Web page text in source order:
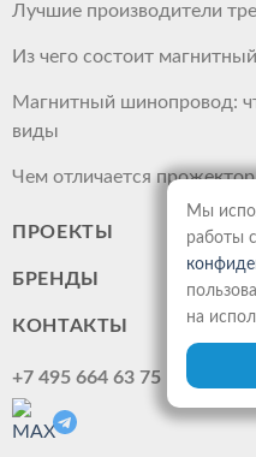
Лучшие производители
Из чего состоит
Магнитный шинопровод:
виды
Чем отличается
ПРОЕКТЫ
БРЕНДЫ
КОНТАКТЫ
+7 495 664 63 75
Мы
работы
на